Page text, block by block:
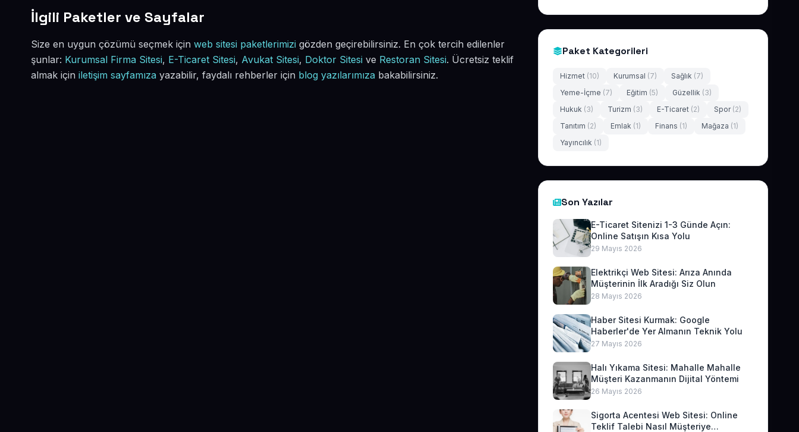
İlgili Paketler ve Sayfalar
Size en uygun çözümü seçmek için web sitesi paketlerimizi gözden geçirebilirsiniz. En çok tercih edilenler
şunlar: Kurumsal Firma Sitesi, E-Ticaret Sitesi, Avukat Sitesi, Doktor Sitesi ve Restoran Sitesi. Ücretsiz teklif
almak için iletişim sayfamıza yazabilir, faydalı rehberler için blog yazılarımıza bakabilirsiniz.
Paket Kategorileri
Hizmet (10) Kurumsal (7) Sağlık (7)
Yeme-İçme (7) Eğitim (5) Güzellik (3)
Hukuk (3) Turizm (3) E-Ticaret (2) Spor (2)
Tanıtım (2) Emlak (1) Finans (1) Mağaza (1)
Yayıncılık (1)
Son Yazılar
E-Ticaret Sitenizi 1-3 Günde Açın:
Online Satışın Kısa Yolu
29 Mayıs 2026
Elektrikçi Web Sitesi: Arıza Anında
Müşterinin İlk Aradığı Siz Olun
28 Mayıs 2026
Haber Sitesi Kurmak: Google
Haberler'de Yer Almanın Teknik Yolu
27 Mayıs 2026
Halı Yıkama Sitesi: Mahalle Mahalle
Müşteri Kazanmanın Dijital Yöntemi
26 Mayıs 2026
Sigorta Acentesi Web Sitesi: Online
Teklif Talebi Nasıl Müşteriye